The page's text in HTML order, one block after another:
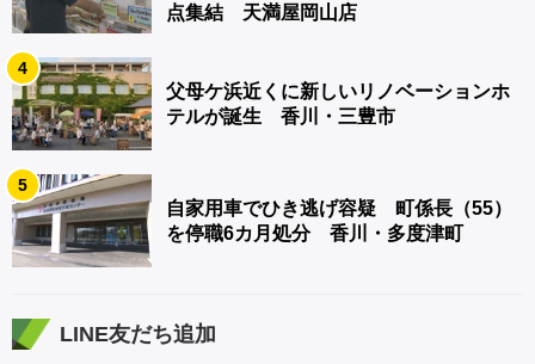
点集結 天満屋岡山店
4
父母ケ浜近くに新しいリノベーションホ
テルが誕生 香川・三豊市
5
自家用車でひき逃げ容疑 町係長（55）
を停職6カ月処分 香川・多度津町
LINE友だち追加